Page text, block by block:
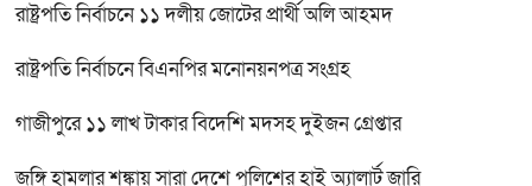
রাষ্ট্রপতি নির্বাচনে ১১ দলীয় জোটের প্রার্থী অলি আহমদ
রাষ্ট্রপতি নির্বাচনে বিএনপির মনোনয়নপত্র সংগ্রহ
গাজীপুরে ১১ লাখ টাকার বিদেশি মদসহ দুইজন গ্রেপ্তার
জঙ্গি হামলার শঙ্কায় সারা দেশে পুলিশের হাই অ্যালার্ট জারি